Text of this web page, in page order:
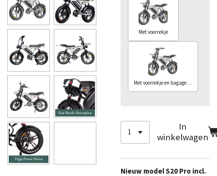
Met voorrekje
Met voorrekje en bagagedrager
In
winkelwagen
Nieuw model S20 Pro incl.